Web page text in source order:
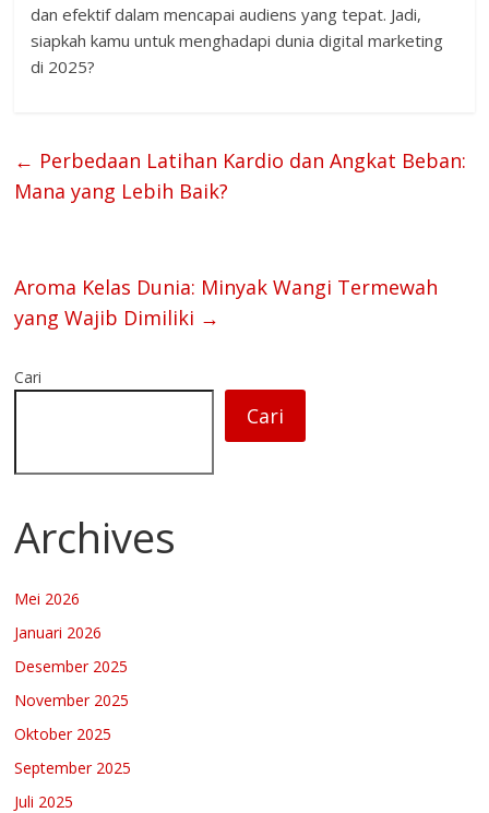
dan efektif dalam mencapai audiens yang tepat. Jadi,
siapkah kamu untuk menghadapi dunia digital marketing
di 2025?
← Perbedaan Latihan Kardio dan Angkat Beban:
Mana yang Lebih Baik?
Aroma Kelas Dunia: Minyak Wangi Termewah
yang Wajib Dimiliki →
Cari
Cari
Archives
Mei 2026
Januari 2026
Desember 2025
November 2025
Oktober 2025
September 2025
Juli 2025